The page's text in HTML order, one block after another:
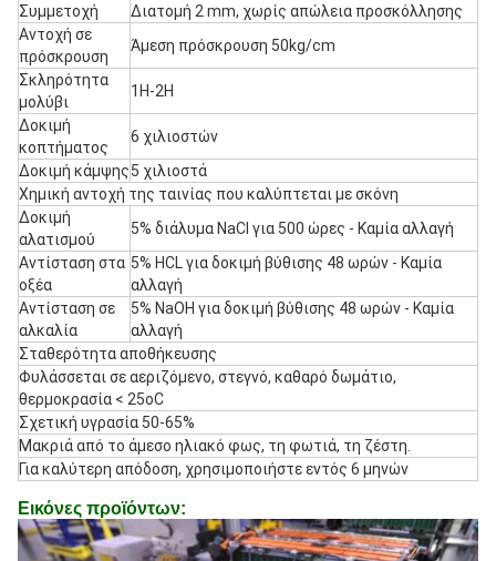
Συμμετοχή
Διατομή 2 mm, χωρίς απώλεια προσκόλλησης
Αντοχή σε
πρόσκρουση
Άμεση πρόσκρουση 50kg/cm
Σκληρότητα
μολύβι
1H-2H
Δοκιμή
κοπτήματος
6 χιλιοστών
Δοκιμή κάμψης5 χιλιοστά
Χημική αντοχή της ταινίας που καλύπτεται με σκόνη
Δοκιμή
αλατισμού
5% διάλυμα NaCl για 500 ώρες - Καμία αλλαγή
Αντίσταση στα
οξέα
5% HCL για δοκιμή βύθισης 48 ωρών - Καμία
αλλαγή
Αντίσταση σε
αλκαλία
5% NaOH για δοκιμή βύθισης 48 ωρών - Καμία
αλλαγή
Σταθερότητα αποθήκευσης
Φυλάσσεται σε αεριζόμενο, στεγνό, καθαρό δωμάτιο,
θερμοκρασία < 25oC
Σχετική υγρασία 50-65%
Μακριά από το άμεσο ηλιακό φως, τη φωτιά, τη ζέστη.
Για καλύτερη απόδοση, χρησιμοποιήστε εντός 6 μηνών
Εικόνες προϊόντων: